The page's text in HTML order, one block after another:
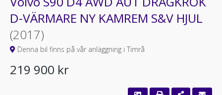
D-VÄRMARE NY KAMREM S&V HJUL
(2017)
Denna bil finns på vår anläggning i Timrå
219 900 kr